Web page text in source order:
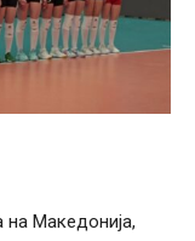
на Македонија,